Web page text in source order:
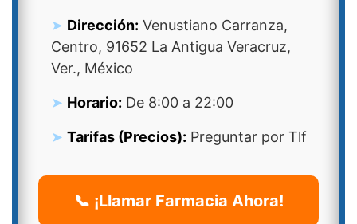
Dirección: Venustiano Carranza,
Centro, 91652 La Antigua Veracruz,
Ver., México
Horario: De 8:00 a 22:00
Tarifas (Precios): Preguntar por Tlf
📞 ¡Llamar Farmacia Ahora!